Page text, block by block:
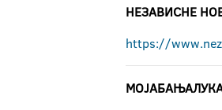
НЕЗАВИСНЕ
https://